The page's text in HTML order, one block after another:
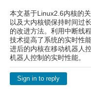
本文基于Linux2.6内核的
以及大内核锁保持时间过
的改进方法。利用中断线
技术提高了系统的实时性
进后的内核在移动机器人
机器人控制的实时性能。
Sign in to reply